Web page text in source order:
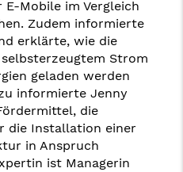
Mobile im Vergleich
Zudem informierte
erklärte, wie die
Strom
geladen werden
informierte Jenny
die
die Installation einer
in Anspruch
ist Managerin